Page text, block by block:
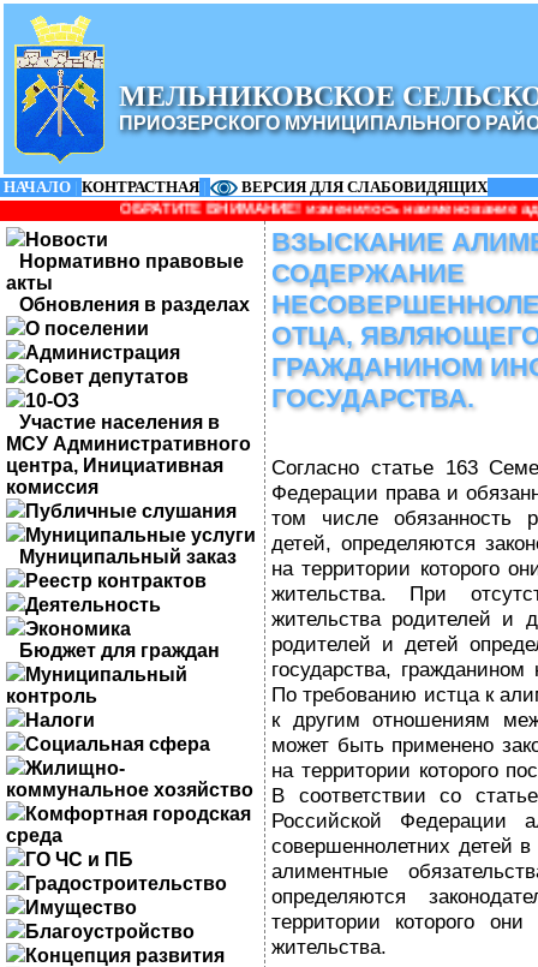
МЕЛЬНИКОВСКОЕ
ПРИОЗЕРСКОГО МУНИЦИПАЛЬНОГО
НАЧАЛО | КОНТРАСТНАЯ |
ВЕРСИЯ ДЛЯ СЛАБОВИДЯЩИХ
ВНИМАНИЕ! изменилось наименование администрации:
Новости
Нормативно правовые
акты
Обновления в разделах
О поселении
Администрация
Совет депутатов
10-ОЗ
Участие населения в
МСУ Административного
центра, Инициативная
комиссия
Публичные слушания
Муниципальные услуги
Муниципальный заказ
Реестр контрактов
Деятельность
Экономика
Бюджет для граждан
Муниципальный
контроль
Налоги
Социальная сфера
Жилищно-
коммунальное хозяйство
Комфортная городская
среда
ГО ЧС и ПБ
Градостроительство
Имущество
Благоустройство
Концепция развития
ВЗЫСКАНИЕ
СОДЕРЖАНИЕ
ОТЦА,
ГРАЖДАНИНОМ
ГОСУДАРСТВА.
Согласно статье 163
Федерации права и
том числе обязанность
детей, определяются
на территории которого
жительства. При
жительства родителей и
родителей и детей
государства, гражданином
По требованию истца к
к другим отношениям
может быть применено
на территории которого
В соответствии со
Российской Федерации
совершеннолетних детей
алиментные
определяются
территории которого
жительства.